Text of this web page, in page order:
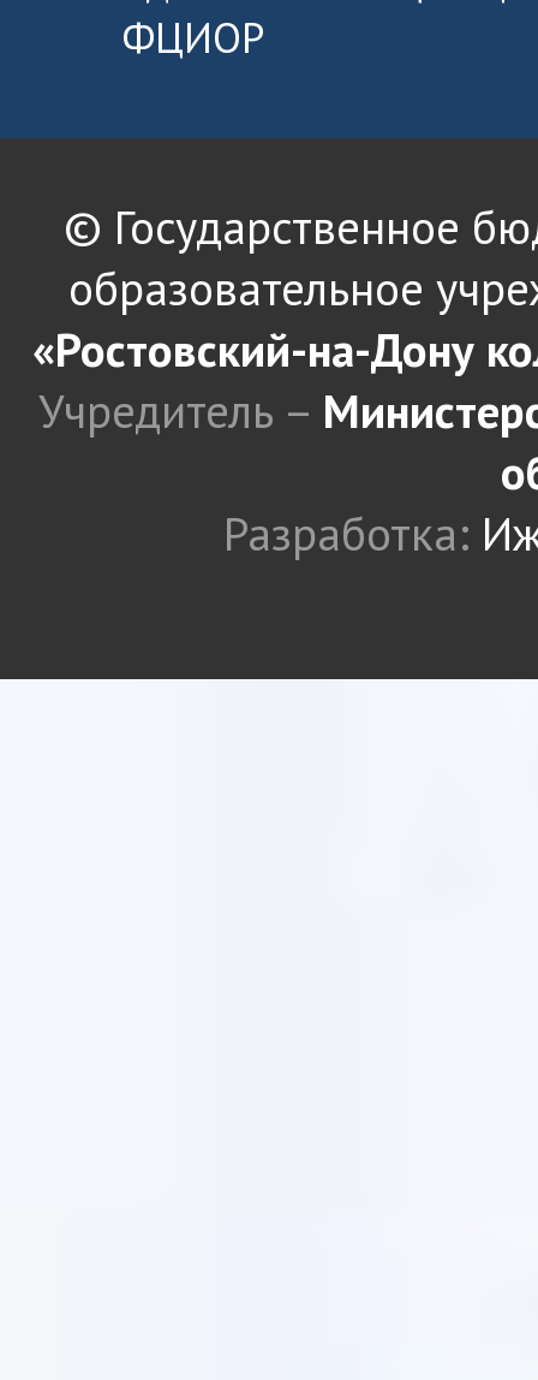
ФЦИОР
© Государственное
образовательное
«Ростовский-на-Дону
Учредитель –
Разработка: